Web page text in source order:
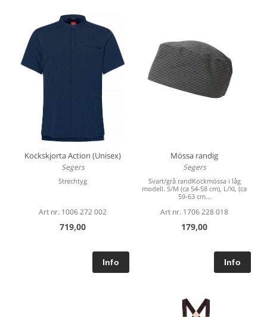
Kockskjorta Action (Unisex)
Segers
Strechtyg
Art nr. 1006 272 002
719,00
Mössa randig
Segers
Svart/grå randKockmössa i låg
modell. S/M (ca 54-58 cm), L/XL (ca
59-63 cm...
Art nr. 1706 228 018
179,00